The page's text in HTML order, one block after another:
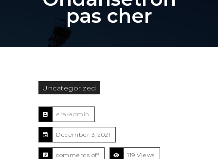
pas cher
Uncategorized
era-admin
December 3, 2021
comments off 119 Views